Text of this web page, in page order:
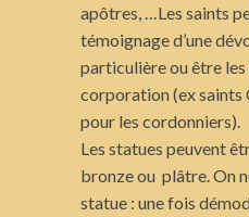
apôtres, …Les saints
témoignage d’une
particulière ou être les
corporation (ex saints
pour les cordonniers).
Les statues peuvent
bronze ou plâtre. On
statue : une fois